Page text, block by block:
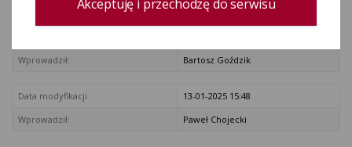
Wprowadził:
Bartosz Goździk
Data modyfikacji
13-01-2025 15:48
Wprowadził:
Paweł Chojecki
Akceptuję i przechodzę do serwisu